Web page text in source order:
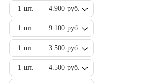
1 шт. 4.900 руб.
1 шт. 9.100 руб.
1 шт. 3.500 руб.
1 шт. 4.500 руб.